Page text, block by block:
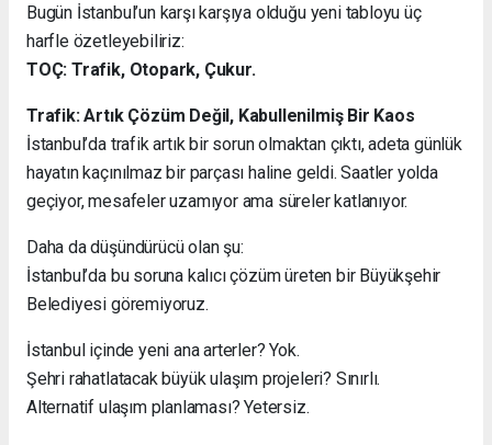
Bugün İstanbul’un karşı karşıya olduğu yeni tabloyu üç
harfle özetleyebiliriz:
TOÇ: Trafik, Otopark, Çukur.
Trafik: Artık Çözüm Değil, Kabullenilmiş Bir Kaos
İstanbul’da trafik artık bir sorun olmaktan çıktı, adeta günlük
hayatın kaçınılmaz bir parçası haline geldi. Saatler yolda
geçiyor, mesafeler uzamıyor ama süreler katlanıyor.
Daha da düşündürücü olan şu:
İstanbul’da bu soruna kalıcı çözüm üreten bir Büyükşehir
Belediyesi göremiyoruz.
İstanbul içinde yeni ana arterler? Yok.
Şehri rahatlatacak büyük ulaşım projeleri? Sınırlı.
Alternatif ulaşım planlaması? Yetersiz.